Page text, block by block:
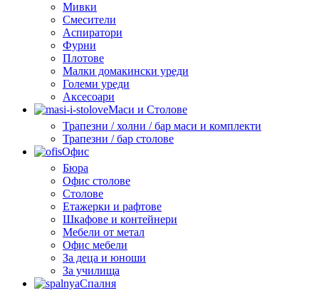
Мивки
Смесители
Аспиратори
Фурни
Плотове
Малки домакински уреди
Големи уреди
Аксесоари
Маси и Столове
Трапезни / холни / бар маси и комплекти
Трапезни / бар столове
Офис
Бюра
Офис столове
Столове
Етажерки и рафтове
Шкафове и контейнери
Мебели от метал
Офис мебели
За деца и юноши
За училища
Спалня